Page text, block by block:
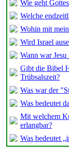
Wie geht
Welche
Wohin mit
Wird Israel
Wann war
Gibt die Bibel
Trübsalszeit?
Was war der
Was bedeutet
Mit welchem
erlangbar?
Was bedeutet